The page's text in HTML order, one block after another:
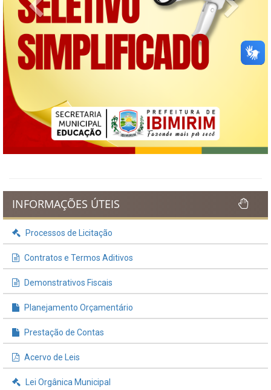
INFORMAÇÕES ÚTEIS
Processos de Licitação
Contratos e Termos Aditivos
Demonstrativos Fiscais
Planejamento Orçamentário
Prestação de Contas
Acervo de Leis
Lei Orgânica Municipal